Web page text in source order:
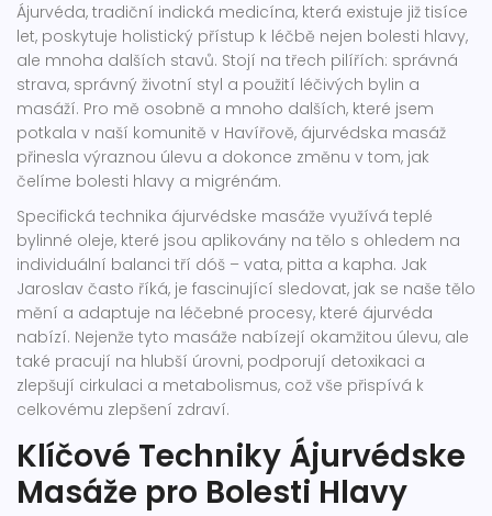
Ájurvéda, tradiční indická medicína, která existuje již tisíce
let, poskytuje holistický přístup k léčbě nejen bolesti hlavy,
ale mnoha dalších stavů. Stojí na třech pilířích: správná
strava, správný životní styl a použití léčivých bylin a
masáží. Pro mě osobně a mnoho dalších, které jsem
potkala v naší komunitě v Havířově, ájurvédska masáž
přinesla výraznou úlevu a dokonce změnu v tom, jak
čelíme bolesti hlavy a migrénám.
Specifická technika ájurvédske masáže využívá teplé
bylinné oleje, které jsou aplikovány na tělo s ohledem na
individuální balanci tří dóš – vata, pitta a kapha. Jak
Jaroslav často říká, je fascinující sledovat, jak se naše tělo
mění a adaptuje na léčebné procesy, které ájurvéda
nabízí. Nejenže tyto masáže nabízejí okamžitou úlevu, ale
také pracují na hlubší úrovni, podporují detoxikaci a
zlepšují cirkulaci a metabolismus, což vše přispívá k
celkovému zlepšení zdraví.
Klíčové Techniky Ájurvédske
Masáže pro Bolesti Hlavy